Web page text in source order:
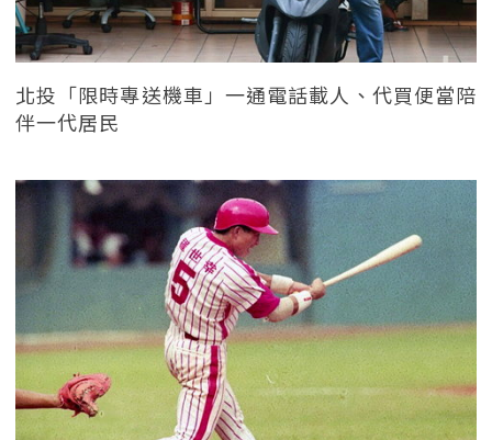
北投「限時專送機車」一通電話載人、代買便當陪
伴一代居民